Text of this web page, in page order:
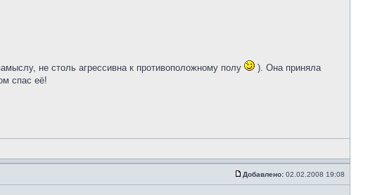
не столь агрессивна к противоположному полу
). Она приняла
спас её!
Добавлено: 02.02.2008 19:08